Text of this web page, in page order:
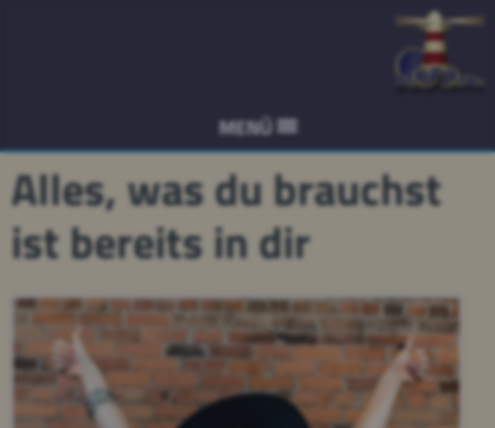
MENÜ
Alles, was du brauchst
ist bereits in dir